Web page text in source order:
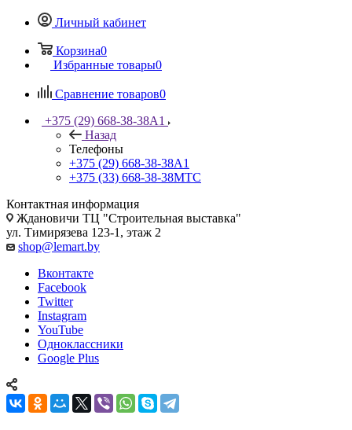
Личный кабинет
Корзина0
Избранные товары0
Сравнение товаров0
+375 (29) 668-38-38A1
Назад
Телефоны
+375 (29) 668-38-38A1
+375 (33) 668-38-38МТС
Контактная информация
Ждановичи ТЦ "Строительная выставка"
ул. Тимирязева 123-1, этаж 2
shop@lemart.by
Вконтакте
Facebook
Twitter
Instagram
YouTube
Одноклассники
Google Plus